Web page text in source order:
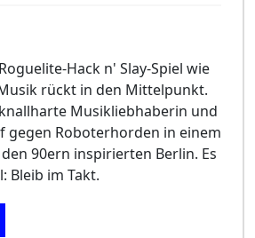
Hack n' Slay-Spiel wie
rückt in den Mittelpunkt.
Musikliebhaberin und
gegen Roboterhorden in einem
90ern inspirierten Berlin. Es
Bleib im Takt.